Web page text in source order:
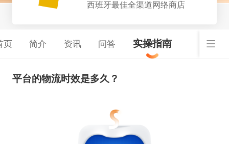
西班牙最佳全渠道网络商店
页 简介 资讯 问答 实操指南
平台的物流时效是多久？